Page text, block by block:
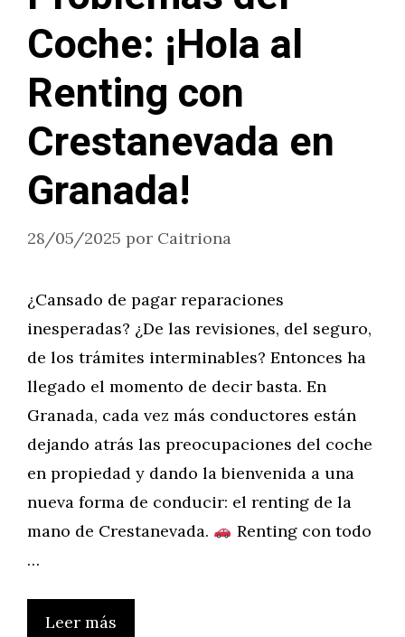
Coche: ¡Hola al
Renting con
Crestanevada en
Granada!
28/05/2025 por Caitriona
¿Cansado de pagar reparaciones
inesperadas? ¿De las revisiones, del seguro,
de los trámites interminables? Entonces ha
llegado el momento de decir basta. En
Granada, cada vez más conductores están
dejando atrás las preocupaciones del coche
en propiedad y dando la bienvenida a una
nueva forma de conducir: el renting de la
mano de Crestanevada.
Renting con todo
…
Leer más